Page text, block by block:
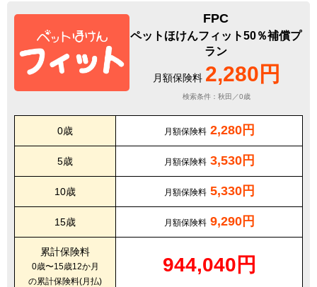
FPC
ペットほけんフィット50％補償プ
ラン
月額保険料 2,280円
検索条件：秋田／0歳
0歳 月額保険料 2,280円
5歳 月額保険料 3,530円
10歳 月額保険料 5,330円
15歳 月額保険料 9,290円
累計保険料
0歳〜15歳12か月
の累計保険料(月払)
944,040円